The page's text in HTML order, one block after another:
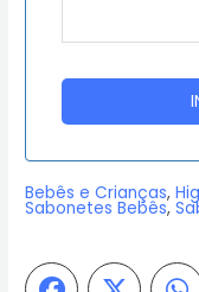
Bebês e Crianças,
Sabonetes Bebês,